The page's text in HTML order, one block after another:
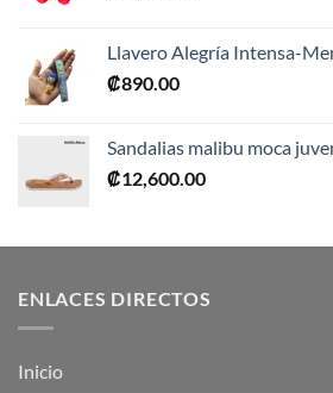
Llavero Alegría Intensa-
₡890.00
Sandalias malibu moca
₡12,600.00
ENLACES DIRECTOS
Inicio